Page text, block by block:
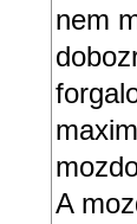
nem
A